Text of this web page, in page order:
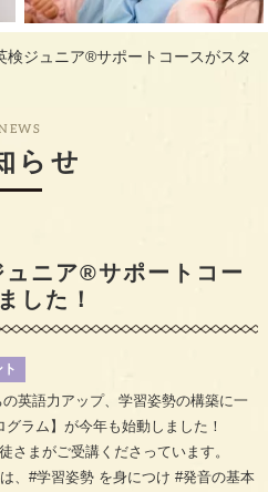
検ジュニア®︎サポートコースがスタ
らせ
ニア®︎サポートコー
した！
英語力アップ、学習姿勢の構築に一
ラム】が今年も始動しました！
さまがご受講くださっています。
、 #学習姿勢を身につけ #発音の基本